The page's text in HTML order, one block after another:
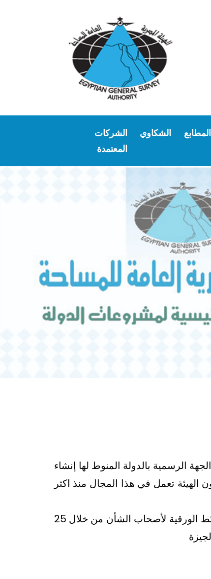
المطابع الشكاوي
الشركات
المعتمدة
الرسمية بالدولة المنوط لها إنشاء
الهيئة تعمل في هذا المجال منذ اكثر
ويتم بيع الخرائط الورقية من خلال غرف بيع الخرائط الملحقة بمديريات المساحة ويتم بيع الخرائط الورقية لأصحاب الشأن من خلال 25